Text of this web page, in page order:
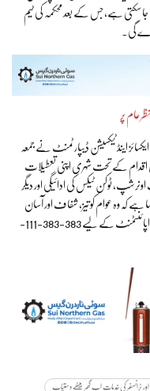
کی جا سکتی ہے، جس کے بعد محکمہ کی ٹیم
گی۔
اینڈ ٹیکسیشن ڈیپارٹمنٹ نے جمعہ
اقدام کے تحت شہری اپنی تعطیلات
ٹوکن ٹیکس کی ادائیگی اور دیگر
ہے کہ وہ عوام کو تیز، شفاف اور آسان
خدمات کی فراہمی کے لیے پرعزم ہے۔ مزید معلومات اور اپائنٹمنٹ کے لیے 383-383-111-
ٹرانسفر کی خدمات اب گھر بیٹھے دستیاب